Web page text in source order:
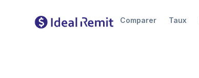
Comparer Taux